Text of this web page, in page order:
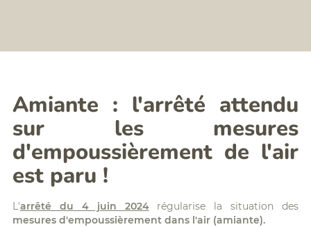
Qualité
de
l'Air
Intérieur
(QAI)
Diagnostic
radon
Diagnostics
Déchets
PEMD
Formations
des
formations
Politique
Accessibilité/Handicap
Amiante : l'arrêté attendu
sur les mesures
d'empoussièrement de l'air
est paru !
L'arrêté du 4 juin 2024régularise la situation des
mesures d'empoussièrement dans l'air (amiante).